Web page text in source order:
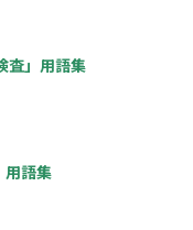
査」用語集
用語集